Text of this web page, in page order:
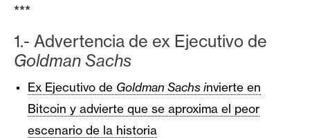
i
t
o
i
n
***
1.- Advertencia de ex Ejecutivo de
Goldman Sachs
Ex Ejecutivo de Goldman Sachs invierte en
Bitcoin y advierte que se aproxima el peor
escenario de la historia